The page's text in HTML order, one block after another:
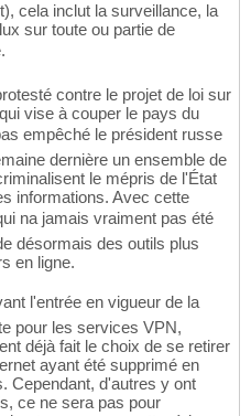
cela inclut la surveillance, la
sur toute ou partie de
contre le projet de loi sur
vise à couper le pays du
empêché le président russe
dernière un ensemble de
le mépris de l'État
informations. Avec cette
na jamais vraiment pas été
désormais des outils plus
en ligne.
l'entrée en vigueur de la
pour les services VPN,
déjà fait le choix de se retirer
ayant été supprimé en
Cependant, d'autres y ont
ce ne sera pas pour